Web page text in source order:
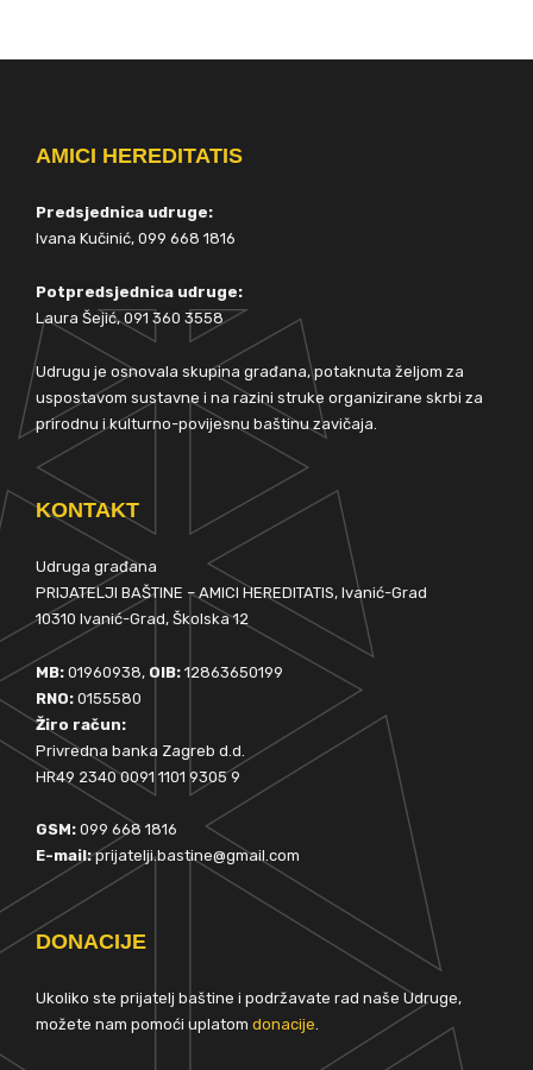
AMICI HEREDITATIS
Predsjednica udruge:
Ivana Kučinić, 099 668 1816
Potpredsjednica udruge:
Laura Šejić, 091 360 3558
Udrugu je osnovala skupina građana, potaknuta željom za
uspostavom sustavne i na razini struke organizirane skrbi za
prirodnu i kulturno-povijesnu baštinu zavičaja.
KONTAKT
Udruga građana
PRIJATELJI BAŠTINE – AMICI HEREDITATIS, Ivanić-Grad
10310 Ivanić-Grad, Školska 12
MB: 01960938, OIB: 12863650199
RNO: 0155580
Žiro račun:
Privredna banka Zagreb d.d.
HR49 2340 0091 1101 9305 9
GSM: 099 668 1816
E-mail:prijatelji.bastine@gmail.com
DONACIJE
Ukoliko ste prijatelj baštine i podržavate rad naše Udruge,
možete nam pomoći uplatom donacije.